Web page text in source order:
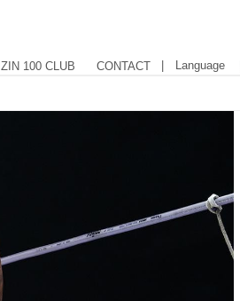
100 CLUB CONTACT | Language